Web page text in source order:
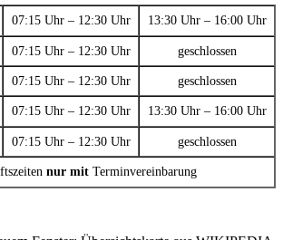
07:15 Uhr – 12:30 Uhr 13:30 Uhr – 16:00 Uhr
07:15 Uhr – 12:30 Uhr geschlossen
07:15 Uhr – 12:30 Uhr geschlossen
07:15 Uhr – 12:30 Uhr 13:30 Uhr – 16:00 Uhr
07:15 Uhr – 12:30 Uhr geschlossen
nur mit Terminvereinbarung